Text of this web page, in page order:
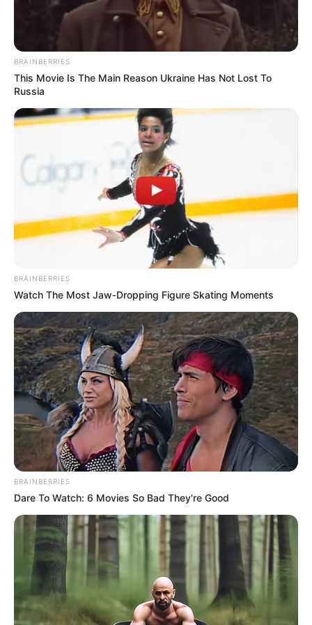
σκοτεινό; Κανείς δεν γνωρίζει ακόμη.
Εκείνο που γνωρίζουν καλά οι οδηγοί είναι
ότι, τα βράδια πλέον, κοιτούν λίγο πιο
προσεκτικά στο σκοτάδι.
Περισσότερα νέα από την Εύβοια
Τραγωδία στη Χαλκίδα: Βρήκαν έναν άντρα
νεκρό
Πότε θα έρθει το ρεύμα στη Χαλκίδα;
Άντρας άφησε την τελευταία του πνοή σε
παραλία κοντά στη Χαλκίδα
Ακολουθήστε το evianews.com στοGoogle
News
BRAINBERRIES
This Movie Is The Main Reason Ukraine Has Not Lost To
Russia
BRAINBERRIES
Watch The Most Jaw‑Dropping Figure Skating Moments
BRAINBERRIES
Dare To Watch: 6 Movies So Bad They're Good